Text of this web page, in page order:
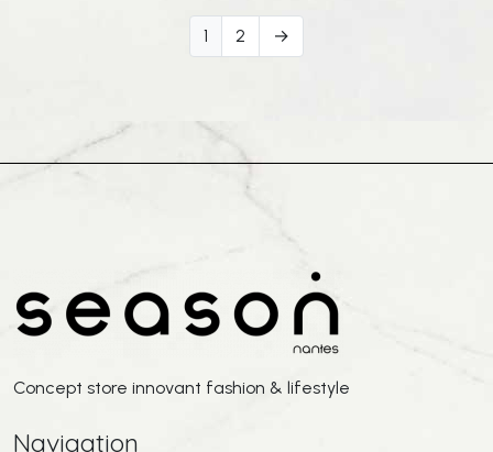
1 2 →
Concept store innovant fashion & lifestyle
Navigation